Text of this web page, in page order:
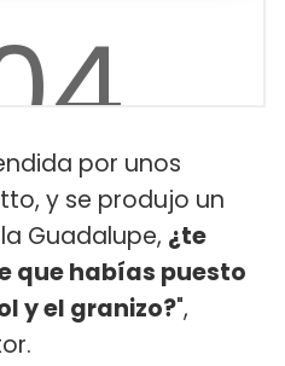
por unos
y se produjo un
Guadalupe, ¿te
que habías puesto
y el granizo?",